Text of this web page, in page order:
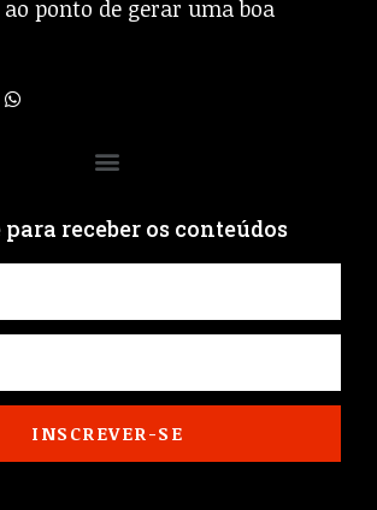
ponto de gerar uma boa
receber os conteúdos
INSCREVER-SE